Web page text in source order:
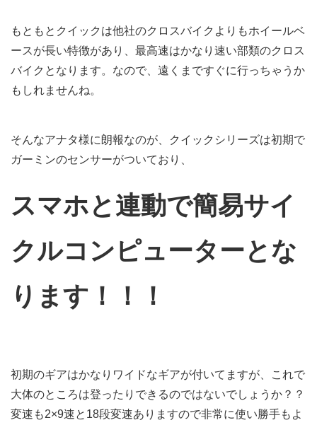
もともとクイックは他社のクロスバイクよりもホイールベ
ースが長い特徴があり、最高速はかなり速い部類のクロス
バイクとなります。なので、遠くまですぐに行っちゃうか
もしれませんね。
そんなアナタ様に朗報なのが、クイックシリーズは初期で
ガーミンのセンサーがついており、
スマホと連動で簡易サイ
クルコンピューターとな
ります！！！
初期のギアはかなりワイドなギアが付いてますが、これで
大体のところは登ったりできるのではないでしょうか？？
変速も2×9速と18段変速ありますので非常に使い勝手もよ